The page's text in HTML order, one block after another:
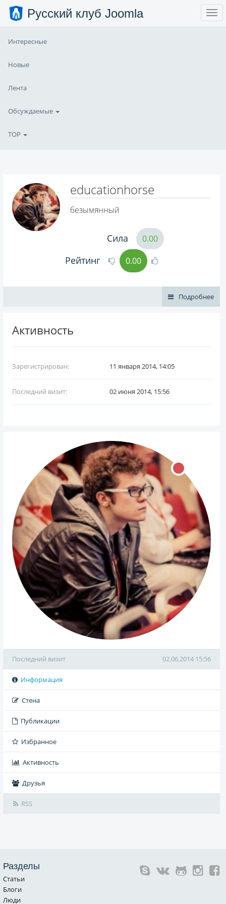
Русский клуб Joomla
Интересные
Новые
Лента
Обсуждаемые
TOP
educationhorse
безымянный
Сила 0.00
Рейтинг 0.00
Подробнее
Активность
Зарегистрирован: 11 января 2014, 14:05
Последний визит: 02 июня 2014, 15:56
Последний визит 02.06.2014 15:56
Информация
Стена
Публикации
Избранное
Активность
Друзья
RSS
Разделы
Статьи
Блоги
Люди